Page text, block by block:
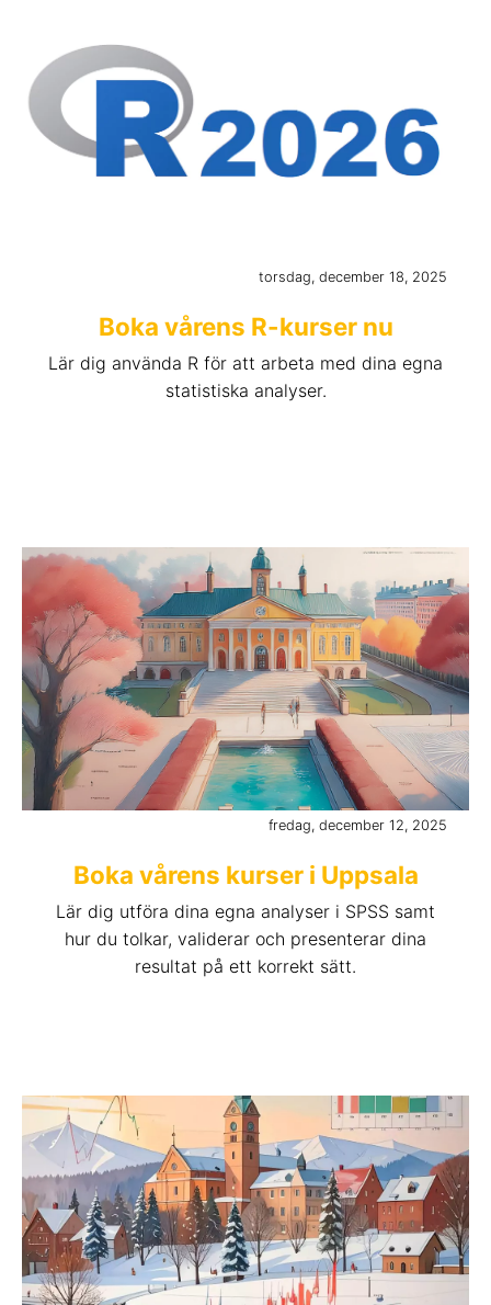
torsdag, december 18, 2025
Boka vårens R-kurser nu
Lär dig använda R för att arbeta med dina egna
statistiska analyser.
fredag, december 12, 2025
Boka vårens kurser i Uppsala
Lär dig utföra dina egna analyser i SPSS samt
hur du tolkar, validerar och presenterar dina
resultat på ett korrekt sätt.